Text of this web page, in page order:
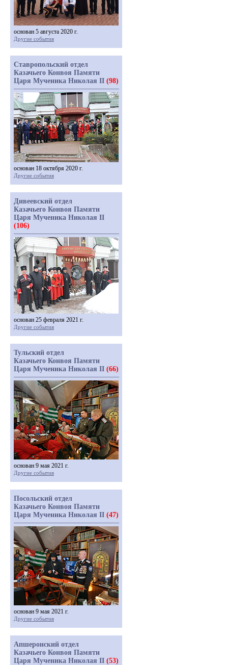
основан 5 августа 2020 г.
Другие события
Ставропольский отдел
Казачьего Конвоя Памяти
Царя Мученика Николая II (98)
основан 18 октября 2020 г.
Другие события
Дивеевский отдел
Казачьего Конвоя Памяти
Царя Мученика Николая II
(106)
основан 25 февраля 2021 г.
Другие события
Тульский отдел
Казачьего Конвоя Памяти
Царя Мученика Николая II (66)
основан 9 мая 2021 г.
Другие события
Посольский отдел
Казачьего Конвоя Памяти
Царя Мученика Николая II (47)
основан 9 мая 2021 г.
Другие события
Апшеронский отдел
Казачьего Конвоя Памяти
Царя Мученика Николая II (53)